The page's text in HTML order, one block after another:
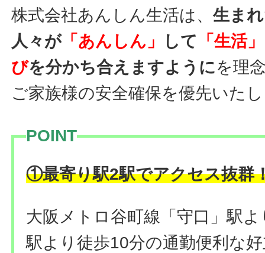
株式会社あんしん生活は、生ま
人々が「あんしん」 して 「生活」
びを分かち合えますようにを理
ご家族様の安全確保を優先いた
POINT
①最寄り駅2駅でアクセス抜群
大阪メトロ谷町線「守口」駅
駅より徒歩10分の通勤便利な